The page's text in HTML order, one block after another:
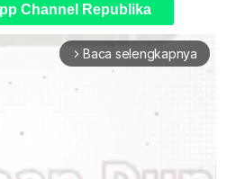
Channel Republika
arrow_forward_ios Baca selengkapnya